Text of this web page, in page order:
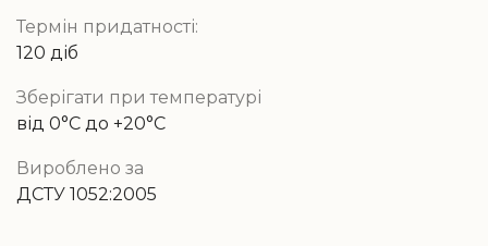
Термін придатності:
120 діб
Зберігати при температурі
від 0°C до +20°C
Вироблено за
ДСТУ 1052:2005